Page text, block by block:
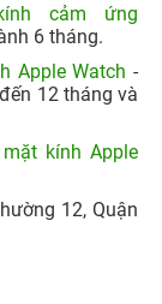
cảm ứng
6 tháng.
Apple Watch -
12 tháng và
kính Apple
12, Quận